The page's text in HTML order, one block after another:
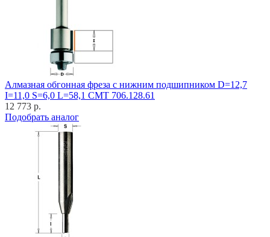
Алмазная обгонная фреза с нижним подшипником D=12,7
I=11,0 S=6,0 L=58,1 CMT 706.128.61
12 773 р.
Подобрать аналог